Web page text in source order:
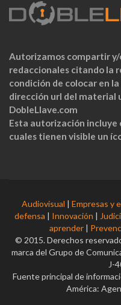
Autorizamos compartir
redaccionales citando la
condición de colocar en
dirección url del material
DobleLlave.com
Esta autorización incluye
cuales tienen visible un
Audiovisual | Empresas y
defensa | Innovación |
aprender |
© 2015. Derechos
marca del Grupo de
J-
Fuente principal de
América: